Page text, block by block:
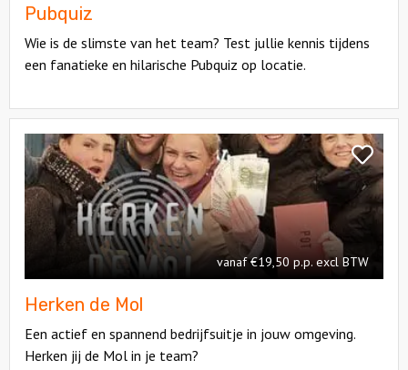
Pubquiz
Wie is de slimste van het team? Test jullie kennis tijdens
een fanatieke en hilarische Pubquiz op locatie.
Bekijk
Herken
de
Mol
vanaf €19,50 p.p. excl BTW
Herken de Mol
Een actief en spannend bedrijfsuitje in jouw omgeving.
Herken jij de Mol in je team?
Bekijk
Herken
Mol